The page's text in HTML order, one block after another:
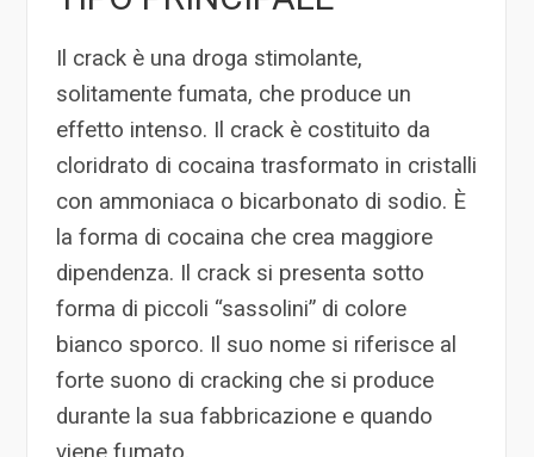
Il crack è una droga stimolante,
solitamente fumata, che produce un
effetto intenso. Il crack è costituito da
cloridrato di cocaina trasformato in cristalli
con ammoniaca o bicarbonato di sodio. È
la forma di cocaina che crea maggiore
dipendenza. Il crack si presenta sotto
forma di piccoli “sassolini” di colore
bianco sporco. Il suo nome si riferisce al
forte suono di cracking che si produce
durante la sua fabbricazione e quando